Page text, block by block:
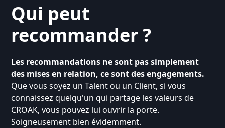
Qui peut
recommander ?
Les recommandations ne sont pas simplement
des mises en relation, ce sont des engagements.
Que vous soyez un Talent ou un Client, si vous
connaissez quelqu'un qui partage les valeurs de
CROAK, vous pouvez lui ouvrir la porte.
Soigneusement bien évidemment.